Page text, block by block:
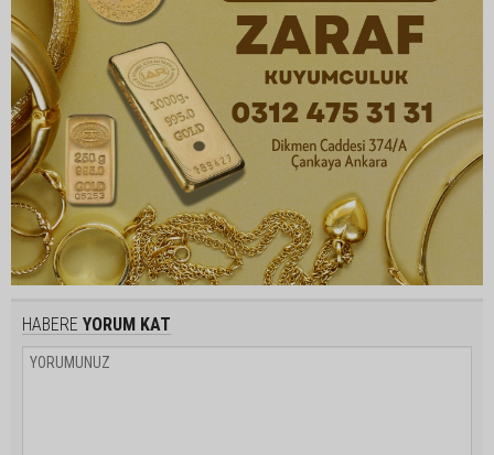
HABERE YORUM KAT